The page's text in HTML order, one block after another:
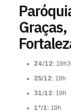
24/12:
25/12: 19h
31/12: 19h
1°/1: 19h